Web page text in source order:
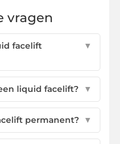
vragen
facelift
▼
liquid facelift? ▼
permanent? ▼